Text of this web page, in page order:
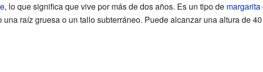
, lo que significa que vive por más de dos años. Es un tipo de margarita
una raíz gruesa o un tallo subterráneo. Puede alcanzar una altura de